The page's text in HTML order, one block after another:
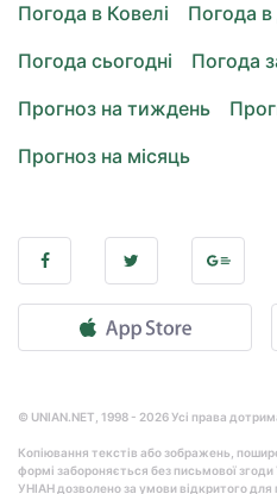
Погода в Ковелі
Погода в
Погода сьогодні
Погода
Прогноз на тиждень
Прогноз на місяць
© UNIAN.NET, 1998 - 2026 Усі права
Копіювання текстів або зображень,
формі забороняється без письмової
УНІАН дозволено за умови відкритого